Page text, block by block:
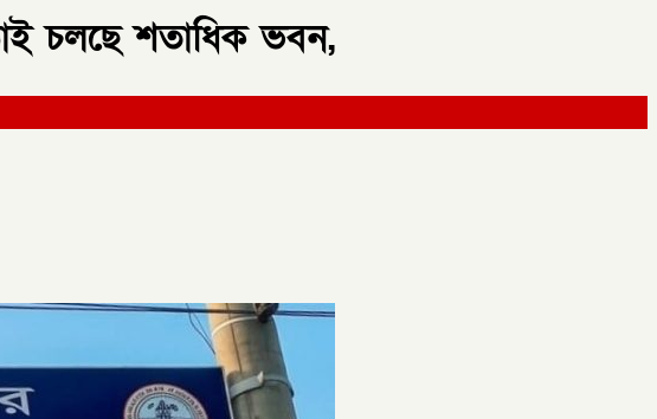
চলছে শতাধিক ভবন,